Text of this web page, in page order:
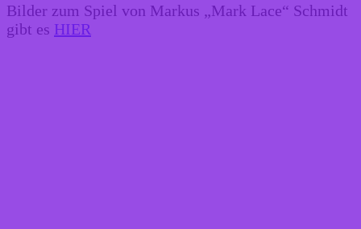
Bilder zum Spiel von Markus „Mark Lace“ Schmidt
gibt es HIER